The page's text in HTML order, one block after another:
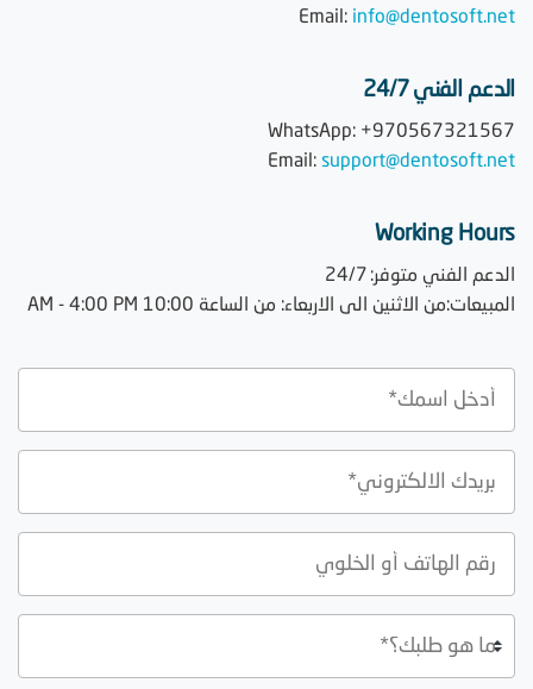
Email: info@dentosoft.net
الدعم الفني 24/7
WhatsApp: +970567321567
Email: support@dentosoft.net
Working Hours
الدعم الفني متوفر: 24/7
المبيعات:من الاثنين الى الاربعاء: من الساعة 10:00 AM - 4:00 PM